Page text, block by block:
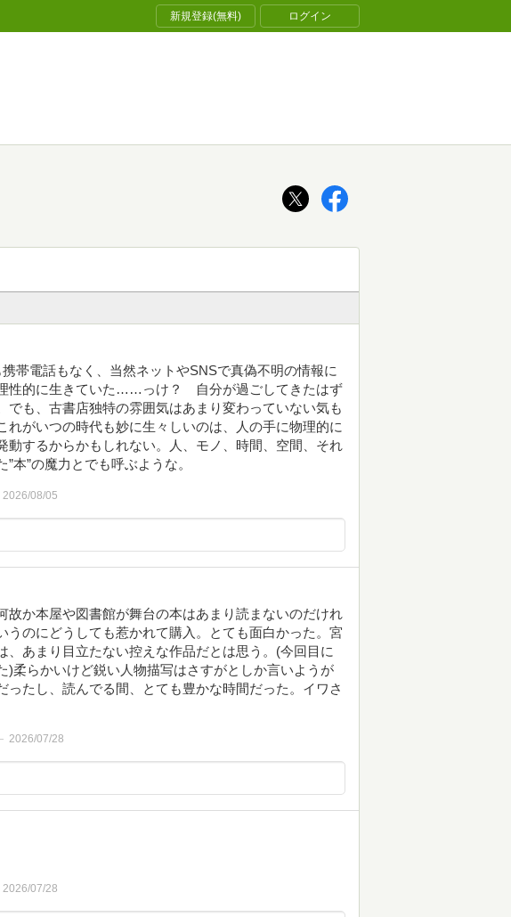
新規登録(無料) ログイン
帯電話もなく、当然ネットやSNSで真偽不明の情報に
性的に生きていた……っけ？ 自分が過ごしてきたはず
でも、古書店独特の雰囲気はあまり変わっていない気も
れがいつの時代も妙に生々しいのは、人の手に物理的に
動するからかもしれない。人、モノ、時間、空間、それ
本”の魔力とでも呼ぶような。
2026/08/05
本屋や図書館が舞台の本はあまり読まないのだけれ
うのにどうしても惹かれて購入。とても面白かった。宮
、あまり目立たない控えな作品だとは思う。(今回目に
)柔らかいけど鋭い人物描写はさすがとしか言いようが
ったし、読んでる間、とても豊かな時間だった。イワさ
2026/07/28
2026/07/28